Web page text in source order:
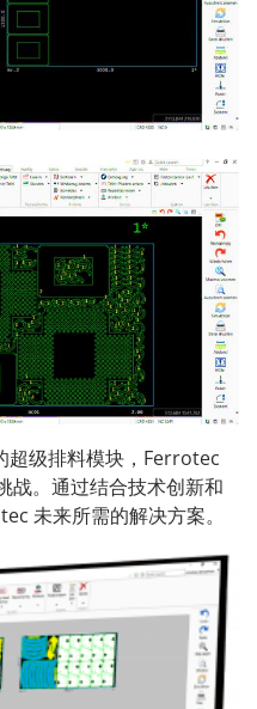
超级排料模块，Ferrotec
战。通过结合技术创新和
未来所需的解决方案。